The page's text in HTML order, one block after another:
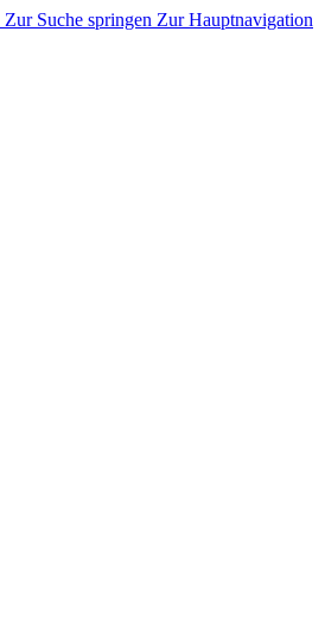
Zur Suche springen Zur Hauptnavigation